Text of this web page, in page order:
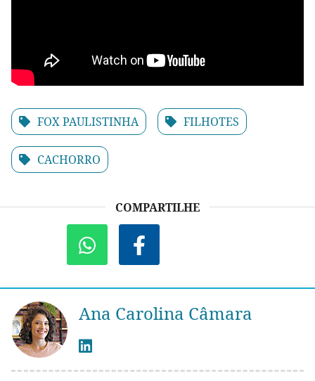
FOX PAULISTINHA FILHOTES
CACHORRO
COMPARTILHE
Ana Carolina Câmara